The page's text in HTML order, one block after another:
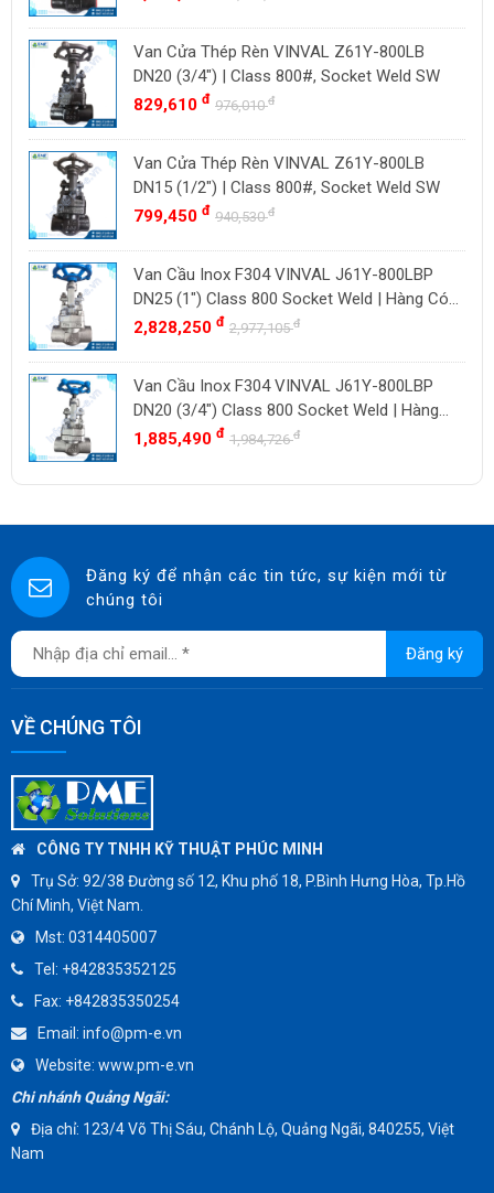
Van Cửa Thép Rèn VINVAL Z61Y-800LB
DN20 (3/4") | Class 800#, Socket Weld SW
829,610 đ 976,010đ
Van Cửa Thép Rèn VINVAL Z61Y-800LB
DN15 (1/2") | Class 800#, Socket Weld SW
799,450 đ 940,530đ
Van Cầu Inox F304 VINVAL J61Y-800LBP
DN25 (1") Class 800 Socket Weld | Hàng Có
Sẵn
2,828,250 đ 2,977,105đ
Van Cầu Inox F304 VINVAL J61Y-800LBP
DN20 (3/4") Class 800 Socket Weld | Hàng
Có Sẵn
1,885,490 đ 1,984,726đ
Đăng ký để nhận các tin tức, sự kiện mới từ
chúng tôi
Đăng ký
VỀ CHÚNG TÔI
CÔNG TY TNHH KỸ THUẬT PHÚC MINH
Trụ Sở: 92/38 Đường số 12, Khu phố 18, P.Bình Hưng Hòa, Tp.Hồ
Chí Minh, Việt Nam.
Mst: 0314405007
Tel: +842835352125
Fax: +842835350254
Email: info@pm-e.vn
Website: www.pm-e.vn
Chi nhánh Quảng Ngãi:
Địa chỉ: 123/4 Võ Thị Sáu, Chánh Lộ, Quảng Ngãi, 840255, Việt
Nam